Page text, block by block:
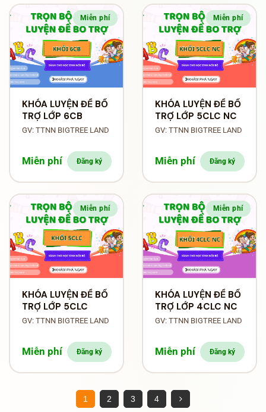
Miễn phí
KHÓA LUYỆN ĐỀ BỔ
TRỢ LỚP 6CB
GV: TTNN BIGTREE LAND
Miễn phí Đăng ký
Miễn phí
KHÓA LUYỆN ĐỀ BỔ
TRỢ LỚP 5CLC NC
GV: TTNN BIGTREE LAND
Miễn phí Đăng ký
Miễn phí
KHÓA LUYỆN ĐỀ BỔ
TRỢ LỚP 5CLC
GV: TTNN BIGTREE LAND
Miễn phí Đăng ký
Miễn phí
KHÓA LUYỆN ĐỀ BỔ
TRỢ LỚP 4CLC NC
GV: TTNN BIGTREE LAND
Miễn phí Đăng ký
1 2 3 4